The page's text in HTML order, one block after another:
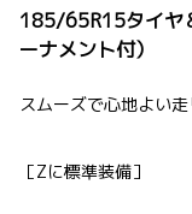
185/65R15タイヤ
ーナメント付）
スムーズで心地よい
［Zに標準装備］